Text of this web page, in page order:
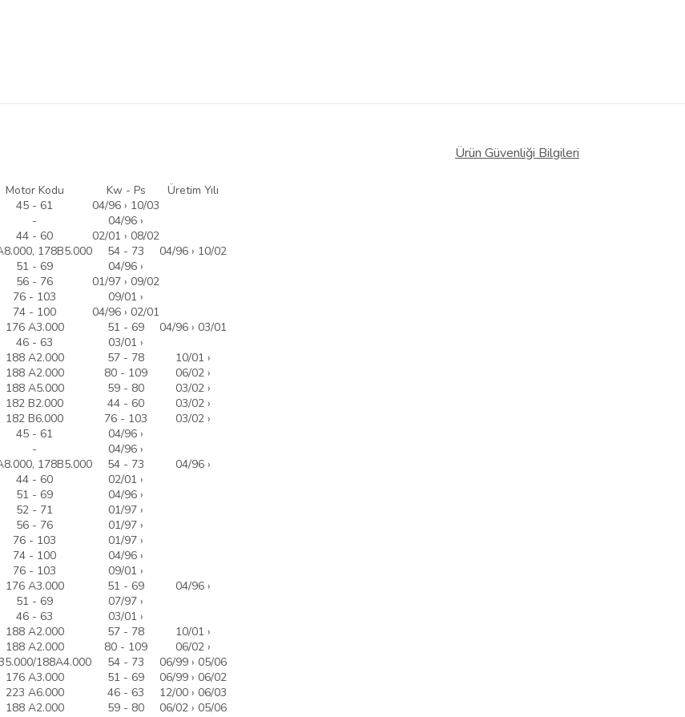
Ürün Güvenliği Bilgileri
Motor Kodu Kw - Ps
Üretim Yılı
45 - 61
04/96 › 10/03
-
04/96 ›
44 - 60
02/01 › 08/02
178B5.000 54 - 73
04/96 › 10/02
51 - 69
04/96 ›
56 - 76
01/97 › 09/02
76 - 103
09/01 ›
74 - 100
04/96 › 02/01
176 A3.000 51 - 69
04/96 › 03/01
46 - 63
03/01 ›
188 A2.000 57 - 78
10/01 ›
188 A2.000 80 - 109
06/02 ›
188 A5.000 59 - 80
03/02 ›
182 B2.000 44 - 60
03/02 ›
182 B6.000 76 - 103
03/02 ›
45 - 61
04/96 ›
-
04/96 ›
178B5.000 54 - 73
04/96 ›
44 - 60
02/01 ›
51 - 69
04/96 ›
52 - 71
01/97 ›
56 - 76
01/97 ›
76 - 103
01/97 ›
74 - 100
04/96 ›
76 - 103
09/01 ›
176 A3.000 51 - 69
04/96 ›
51 - 69
07/97 ›
46 - 63
03/01 ›
188 A2.000 57 - 78
10/01 ›
188 A2.000 80 - 109
06/02 ›
188A4.000 54 - 73
06/99 › 05/06
176 A3.000 51 - 69
06/99 › 06/02
223 A6.000 46 - 63
12/00 › 06/03
188 A2.000 59 - 80 06/02 › 05/06